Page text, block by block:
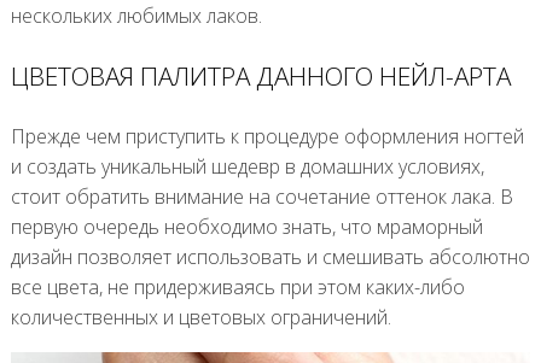
нескольких любимых лаков.
ЦВЕТОВАЯ ПАЛИТРА ДАННОГО НЕЙЛ-АРТА
Прежде чем приступить к процедуре оформления ногтей
и создать уникальный шедевр в домашних условиях,
стоит обратить внимание на сочетание оттенок лака. В
первую очередь необходимо знать, что мраморный
дизайн позволяет использовать и смешивать абсолютно
все цвета, не придерживаясь при этом каких-либо
количественных и цветовых ограничений.